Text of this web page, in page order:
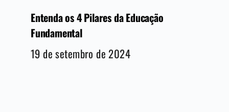
Entenda os 4 Pilares da Educação
Fundamental
19 de setembro de 2024